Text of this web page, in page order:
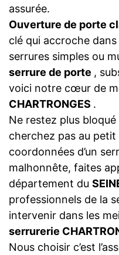
assurée.
Ouverture de porte
clé qui accroche
serrures simples ou
serrure de porte ,
voici notre cœur de
CHARTRONGES .
Ne restez plus
cherchez pas au
coordonnées d’un
malhonnête, faites
département du
professionnels de la
intervenir dans les
serrurerie
Nous choisir c’est